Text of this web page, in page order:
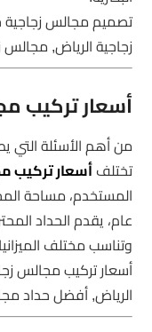
تصميم مجالس زجاجية
زجاجية الرياض, مجالس
أسعار تركيب
من أهم الأسئلة التي
تختلفأسعار تركيب
المستخدم، مساحة
عام، يقدم الحداد
وتناسب مختلف
أسعار تركيب مجالس
الرياض, أفضل حداد